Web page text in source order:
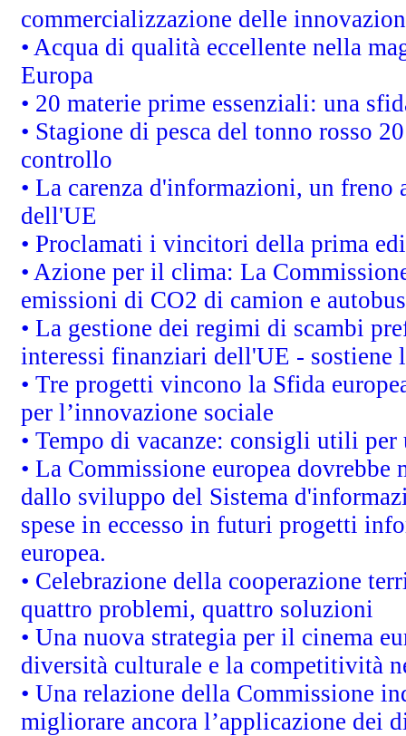
commercializzazione delle
• Acqua di qualità eccellente nella
Europa
• 20 materie prime essenziali: una
• Stagione di pesca del tonno rosso
controllo
• La carenza d'informazioni, un
dell'UE
• Proclamati i vincitori della prima
• Azione per il clima: La
emissioni di CO2 di camion e autobus
• La gestione dei regimi di scambi
interessi finanziari dell'UE - sostiene
• Tre progetti vincono la Sfida
per l’innovazione sociale
• Tempo di vacanze: consigli utili per
• La Commissione europea
dallo sviluppo del Sistema
spese in eccesso in futuri progetti
europea.
• Celebrazione della cooperazione
quattro problemi, quattro soluzioni
• Una nuova strategia per il cinema
diversità culturale e la competitività
• Una relazione della Commissione
migliorare ancora l’applicazione dei